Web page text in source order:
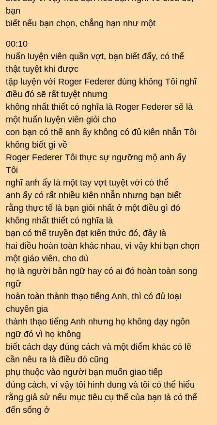
bạn
biết nếu bạn chọn, chẳng hạn như một
00:10
huấn luyện viên quần vợt, bạn biết đấy, có thể
thật tuyệt khi được
tập luyện với Roger Federer đúng không Tôi nghĩ
điều đó sẽ rất tuyệt nhưng
không nhất thiết có nghĩa là Roger Federer sẽ là
một huấn luyện viên giỏi cho
con bạn có thể anh ấy không có đủ kiên nhẫn Tôi
không biết gì về
Roger Federer Tôi thực sự ngưỡng mộ anh ấy
Tôi
nghĩ anh ấy là một tay vợt tuyệt vời có thể
anh ấy có rất nhiều kiên nhẫn nhưng bạn biết
rằng thực tế là bạn giỏi nhất ở một điều gì đó
không nhất thiết có nghĩa là
bạn có thể truyền đạt kiến ​​thức đó, đây là
hai điều hoàn toàn khác nhau, vì vậy khi bạn chọn
một giáo viên, cho dù
họ là người bản ngữ hay có ai đó hoàn toàn song
ngữ
hoàn toàn thành thạo tiếng Anh, thì có đủ loại
chuyên gia
thành thạo tiếng Anh nhưng họ không dạy ngôn
ngữ đó vì họ không
biết cách dạy đúng cách và một điểm khác có lẽ
cần nêu ra là điều đó cũng
phụ thuộc vào người bạn muốn giao tiếp
đúng cách, vì vậy tôi hình dung và tôi có thể hiểu
rằng giả sử nếu mục tiêu cụ thể của bạn là có thể
đến sống ở